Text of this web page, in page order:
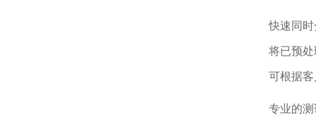
快速同
将已预
可根据
专业的